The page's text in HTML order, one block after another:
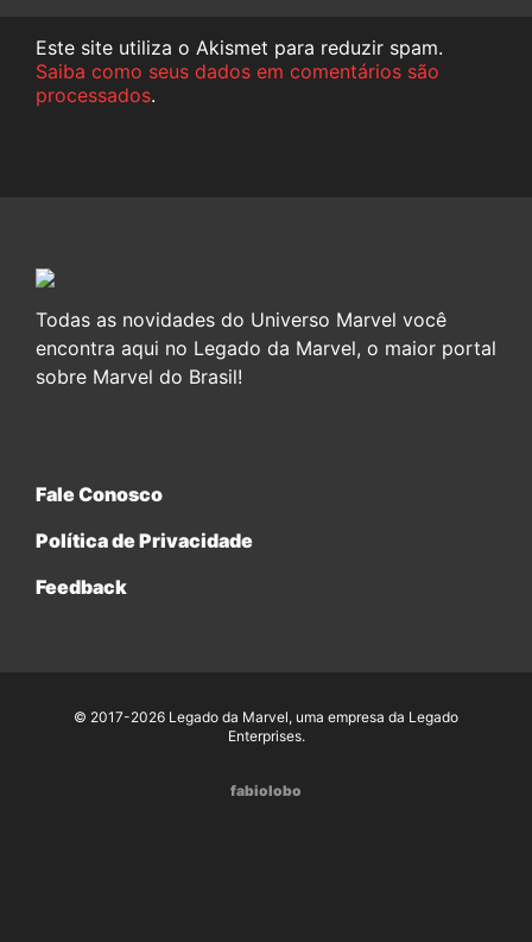
Este site utiliza o Akismet para reduzir spam.
Saiba como seus dados em comentários são
processados.
Todas as novidades do Universo Marvel você
encontra aqui no Legado da Marvel, o maior portal
sobre Marvel do Brasil!
Fale Conosco
Política de Privacidade
Feedback
© 2017-2026 Legado da Marvel, uma empresa da Legado
Enterprises.
fabiolobo